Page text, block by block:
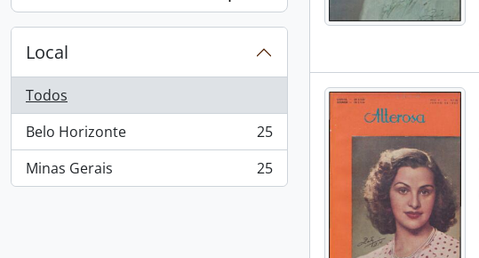
Local
Todos
Belo Horizonte
, 25 resultados
25
Minas Gerais
, 25 resultados 25